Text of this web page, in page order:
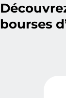
bourses